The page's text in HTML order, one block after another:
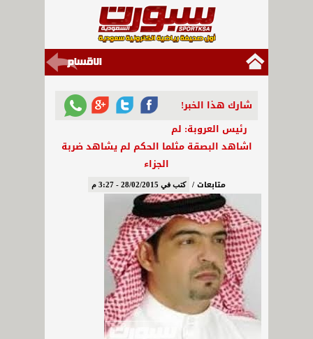
شارك هذا الخبر!
رئيس العروبة: لم
اشاهد البصقة مثلما الحكم لم يشاهد ضربة
الجزاء
متابعات / كتب في 28/02/2015 - 3:27 م